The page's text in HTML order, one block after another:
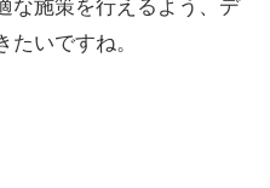
いですね。